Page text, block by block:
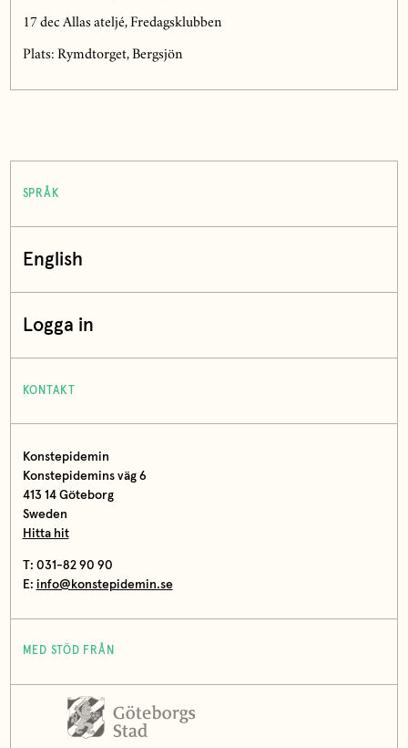
17 dec Allas ateljé, Fredagsklubben
Plats: Rymdtorget, Bergsjön
SPRÅK
English
Logga in
KONTAKT
Konstepidemin
Konstepidemins väg 6
413 14 Göteborg
Sweden
Hitta hit
T: 031-82 90 90
E: info@konstepidemin.se
MED STÖD FRÅN